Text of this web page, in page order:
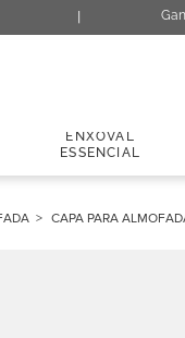
ENXOVAL
ESSENCIAL
CAPA PARA